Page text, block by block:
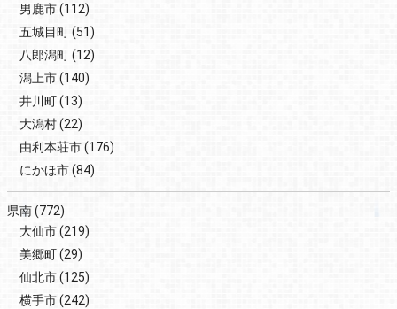
男鹿市(112)
五城目町(51)
八郎潟町(12)
潟上市(140)
井川町(13)
大潟村(22)
由利本荘市(176)
にかほ市(84)
県南(772)
大仙市(219)
美郷町(29)
仙北市(125)
横手市(242)